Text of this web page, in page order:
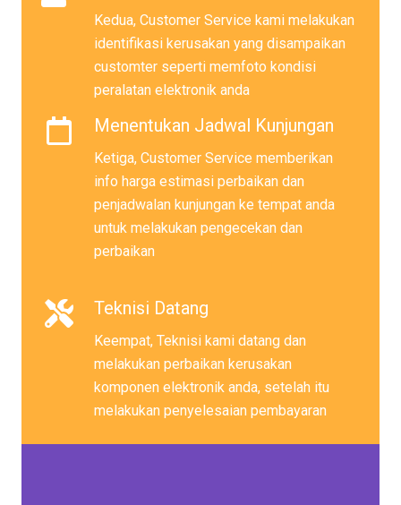
Kedua, Customer Service kami melakukan
identifikasi kerusakan yang disampaikan
customter seperti memfoto kondisi
peralatan elektronik anda
Menentukan Jadwal Kunjungan
Ketiga, Customer Service memberikan
info harga estimasi perbaikan dan
penjadwalan kunjungan ke tempat anda
untuk melakukan pengecekan dan
perbaikan
Teknisi Datang
Keempat, Teknisi kami datang dan
melakukan perbaikan kerusakan
komponen elektronik anda, setelah itu
melakukan penyelesaian pembayaran